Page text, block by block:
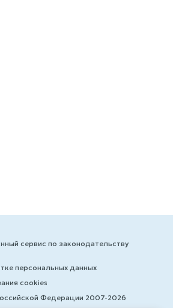
сервис по законодательству
персональных данных
cookies
Федерации 2007-2026